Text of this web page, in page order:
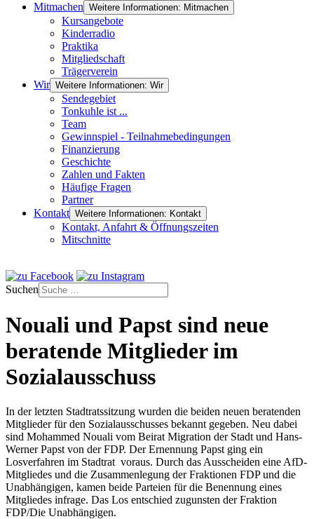
Mitmachen Weitere Informationen: Mitmachen
Kursangebote
Kinderradio
Praktika
Mitgliedschaft
Trägerverein
Wir Weitere Informationen: Wir
Sendegebiet
Tonkuhle ist ...
Team
Gewinnspiel - Teilnahmebedingungen
Finanzierung
Geschichte
Zahlen und Fakten
Häufige Fragen
Partner
Kontakt Weitere Informationen: Kontakt
Kontakt, Anfahrt & Öffnungszeiten
Mitschnitte
Suchen
Nouali und Papst sind neue
beratende Mitglieder im
Sozialausschuss
In der letzten Stadtratssitzung wurden die beiden neuen beratenden
Mitglieder für den Sozialausschusses bekannt gegeben. Neu dabei
sind Mohammed Nouali vom Beirat Migration der Stadt und Hans-
Werner Papst von der FDP. Der Ernennung Papst ging ein
Losverfahren im Stadtrat voraus. Durch das Ausscheiden eine AfD-
Mitgliedes und die Zusammenlegung der Fraktionen FDP und die
Unabhängigen, kamen beide Parteien für die Benennung eines
Mitgliedes infrage. Das Los entschied zugunsten der Fraktion
FDP/Die Unabhängigen.